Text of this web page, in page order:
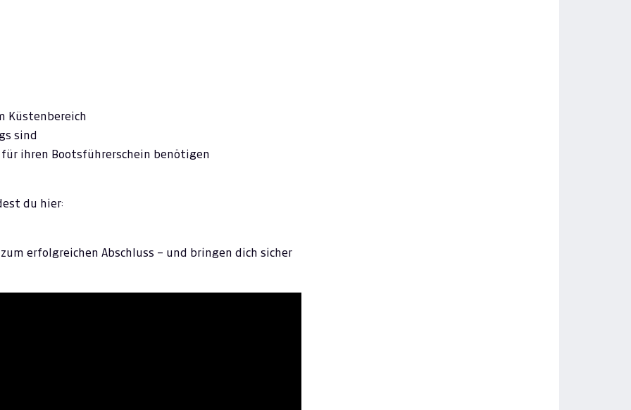
Küstenbereich
sind
für ihren Bootsführerschein benötigen
du hier:
erfolgreichen Abschluss – und bringen dich sicher